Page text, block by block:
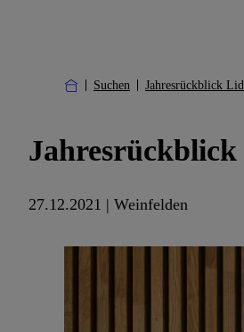
Suchen Jahresrückblick
Jahresrückblick
27.12.2021 | Weinfelden